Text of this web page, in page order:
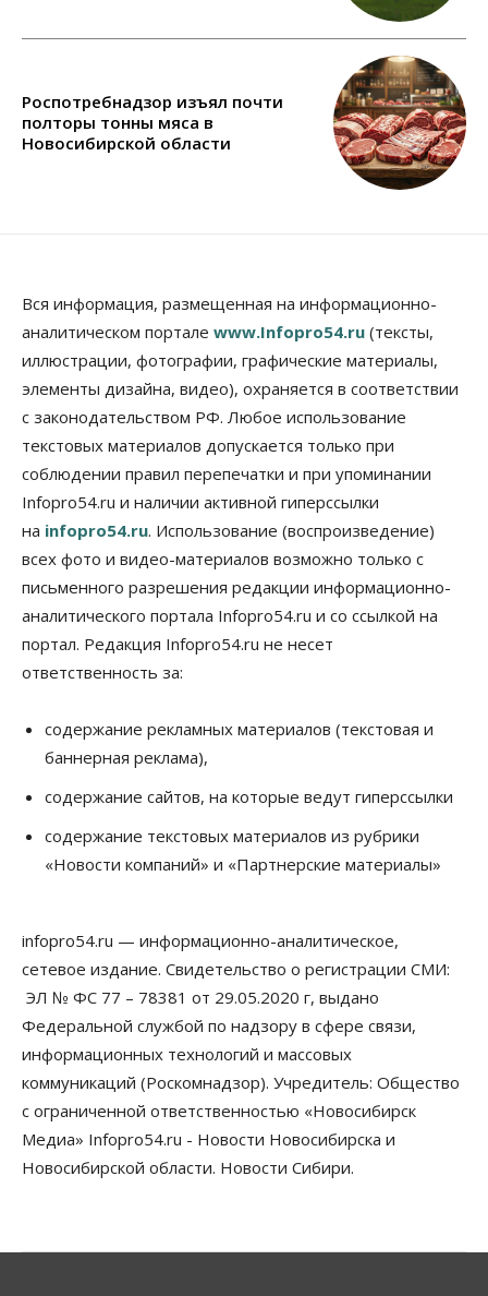
Роспотребнадзор изъял почти
полторы тонны мяса в
Новосибирской области
Вся информация, размещенная на информационно-
аналитическом портале www.Infopro54.ru (тексты,
иллюстрации, фотографии, графические материалы,
элементы дизайна, видео), охраняется в соответствии
с законодательством РФ. Любое использование
текстовых материалов допускается только при
соблюдении правил перепечатки и при упоминании
Infopro54.ru и наличии активной гиперссылки
на infopro54.ru. Использование (воспроизведение)
всех фото и видео-материалов возможно только с
письменного разрешения редакции информационно-
аналитического портала Infopro54.ru и со ссылкой на
портал. Редакция Infopro54.ru не несет
ответственность за:
содержание рекламных материалов (текстовая и
баннерная реклама),
содержание сайтов, на которые ведут гиперссылки
содержание текстовых материалов из рубрики
«Новости компаний» и «Партнерские материалы»
infopro54.ru — информационно-аналитическое,
сетевое издание. Свидетельство о регистрации СМИ:
ЭЛ № ФС 77 – 78381 от 29.05.2020 г, выдано
Федеральной службой по надзору в сфере связи,
информационных технологий и массовых
коммуникаций (Роскомнадзор). Учредитель: Общество
с ограниченной ответственностью «Новосибирск
Медиа» Infopro54.ru - Новости Новосибирска и
Новосибирской области. Новости Сибири.